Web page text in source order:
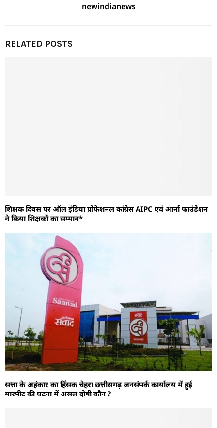
newindianews
RELATED POSTS
शिक्षक दिवस पर ऑल इंडिया प्रोफेशनल कांग्रेस AIPC एवं आर्ना फाउंडेशन
ने किया शिक्षकों का सम्मान*
सत्ता के अहंकार का हिंसक चेहरा छत्तीसगढ़ जनसंपर्क कार्यालय में हुई
मारपीट की घटना में असल दोषी कौन ?